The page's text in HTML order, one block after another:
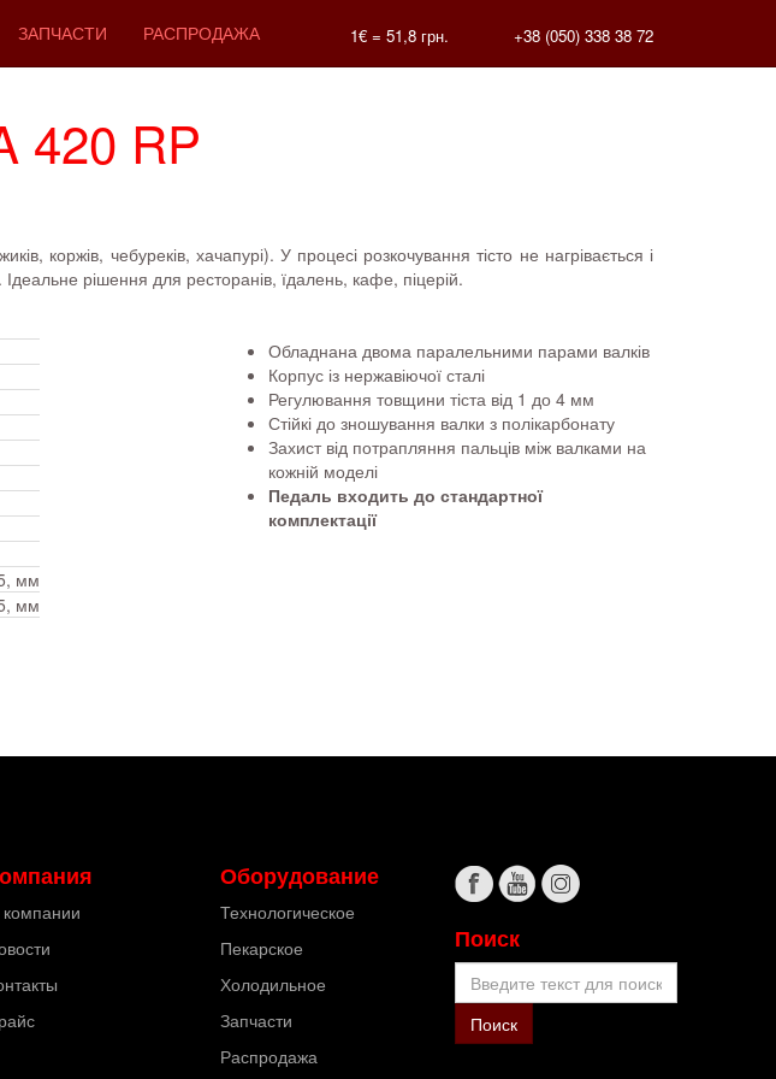
1€ = 51,8 грн. +38 (050) 338 38 72
ЗАПЧАСТИ РАСПРОДАЖА
420 RP
коржів, чебуреків, хачапурі). У процесі розкочування тісто не нагрівається і
рішення для ресторанів, їдалень, кафе, піцерій.
мм
мм
Обладнана двома паралельними парами валків
Корпус із нержавіючої сталі
Регулювання товщини тіста від 1 до 4 мм
Стійкі до зношування валки з полікарбонату
Захист від потрапляння пальців між валками на
кожній моделі
Педаль входить до стандартної
комплектації
Оборудование
Технологическое
Пекарское
Холодильное
Запчасти
Распродажа
Поиск
Поиск
Поиск